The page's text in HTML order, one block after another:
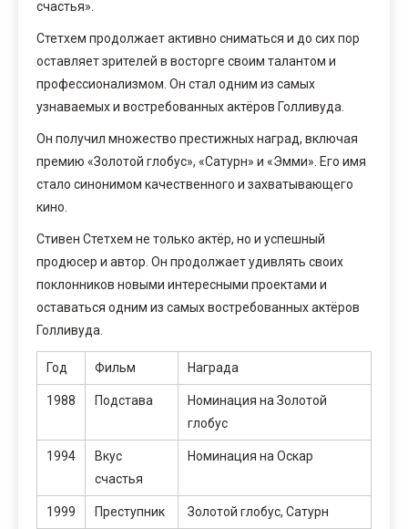
счастья».
Стетхем продолжает активно сниматься и до сих пор
оставляет зрителей в восторге своим талантом и
профессионализмом. Он стал одним из самых
узнаваемых и востребованных актёров Голливуда.
Он получил множество престижных наград, включая
премию «Золотой глобус», «Сатурн» и «Эмми». Его имя
стало синонимом качественного и захватывающего
кино.
Стивен Стетхем не только актёр, но и успешный
продюсер и автор. Он продолжает удивлять своих
поклонников новыми интересными проектами и
оставаться одним из самых востребованных актёров
Голливуда.
Год Фильм Награда
1988 Подстава
Номинация на Золотой
глобус
1994
Вкус
счастья
Номинация на Оскар
1999 Преступник Золотой глобус, Сатурн